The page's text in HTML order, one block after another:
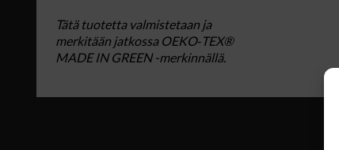
Tätä tuotetta valmistetaan ja
merkitään jatkossa OEKO‑TEX®
MADE IN GREEN -merkinnällä.